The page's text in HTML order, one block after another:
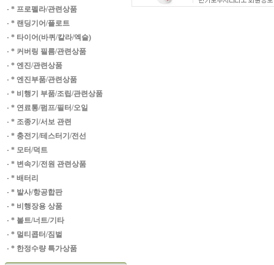
· * 프로펠라/관련상품
· * 랜딩기어/플로트
· * 타이어(바퀴/칼라/엑슬)
· * 커버링 필름/관련상품
· * 엔진/관련상품
· * 엔진부품/관련상품
· * 비행기 부품/조립/관련상품
· * 연료통/펌프/필터/오일
· * 조종기/서보 관련
· * 충전기/테스터기/전선
· * 모터/덕트
· * 변속기/전원 관련상품
· * 배터리
· * 발사/항공합판
· * 비행장용 상품
· * 볼트/너트/기타
· * 멀티콥터/짐벌
· * 한정수량 특가상품